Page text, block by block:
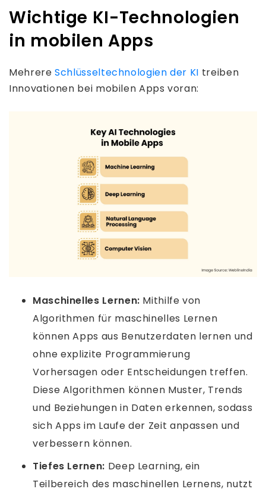
Wichtige KI-Technologien
in mobilen Apps
MehrereSchlüsseltechnologien der KI treiben
Innovationen bei mobilen Apps voran:
Maschinelles Lernen: Mithilfe von
Algorithmen für maschinelles Lernen
können Apps aus Benutzerdaten lernen und
ohne explizite Programmierung
Vorhersagen oder Entscheidungen treffen.
Diese Algorithmen können Muster, Trends
und Beziehungen in Daten erkennen, sodass
sich Apps im Laufe der Zeit anpassen und
verbessern können.
Tiefes Lernen: Deep Learning, ein
Teilbereich des maschinellen Lernens, nutzt